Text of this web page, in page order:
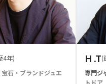
4年)
宝石・ブランドジュエ
H .T(
専門ジ
トドア